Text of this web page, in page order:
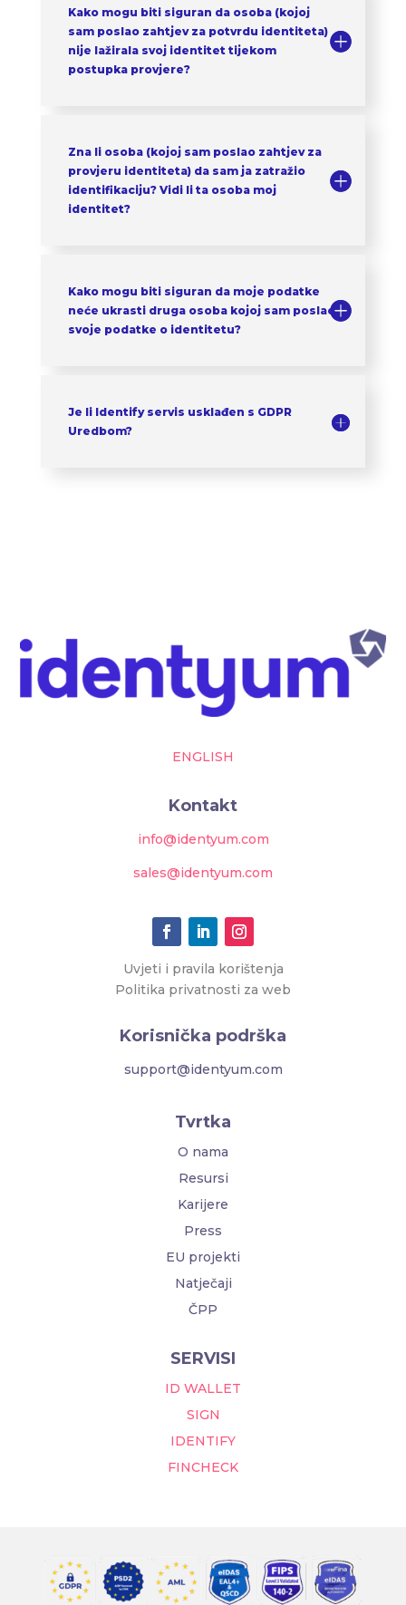
Kako mogu biti siguran da osoba (kojoj
sam poslao zahtjev za potvrdu identiteta)
nije lažirala svoj identitet tijekom
postupka provjere?
Zna li osoba (kojoj sam poslao zahtjev za
provjeru identiteta) da sam ja zatražio
identifikaciju? Vidi li ta osoba moj
identitet?
Kako mogu biti siguran da moje podatke
neće ukrasti druga osoba kojoj sam poslao
svoje podatke o identitetu?
Je li Identify servis usklađen s GDPR
Uredbom?
ENGLISH
Kontakt
info@identyum.com
sales@identyum.com
Uvjeti i pravila korištenja
Politika privatnosti za web
Korisnička podrška
support@identyum.com
Tvrtka
O nama
Resursi
Karijere
Press
EU projekti
Natječaji
ČPP
SERVISI
ID WALLET
SIGN
IDENTIFY
FINCHECK